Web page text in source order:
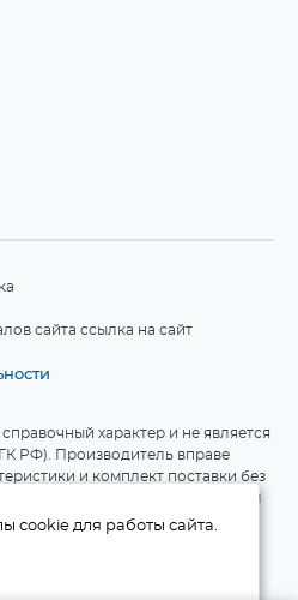
сайта ссылка на сайт
характер и не является
РФ). Производитель вправе
и комплект поставки без
приведены на официальном
cookie для работы сайта.